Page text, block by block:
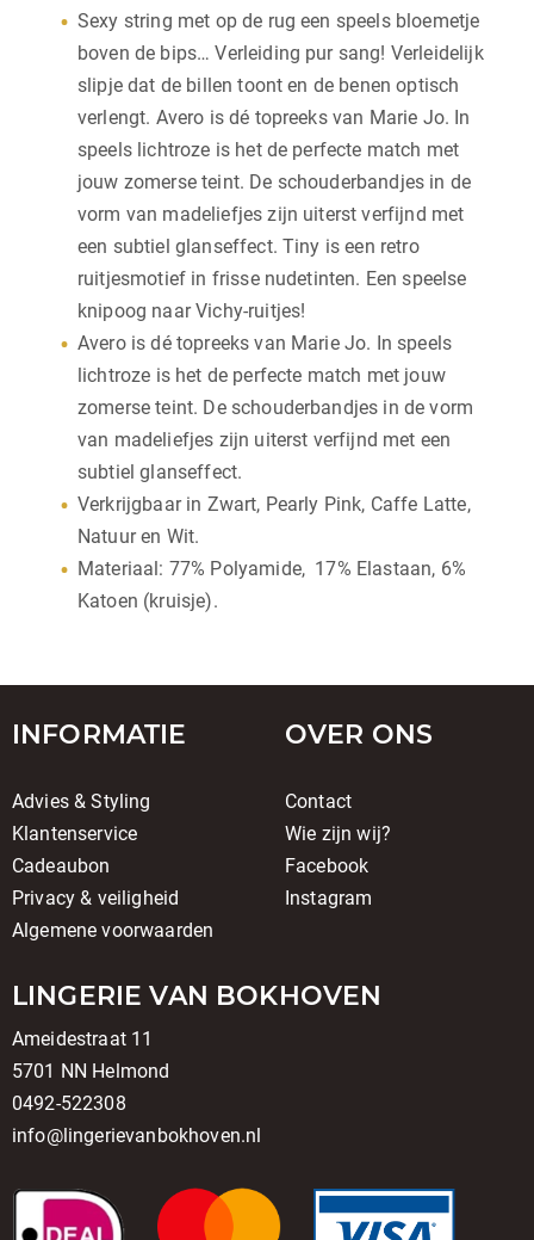
Sexy string met op de rug een speels bloemetje
boven de bips… Verleiding pur sang! Verleidelijk
slipje dat de billen toont en de benen optisch
verlengt. Avero is dé topreeks van Marie Jo. In
speels lichtroze is het de perfecte match met
jouw zomerse teint. De schouderbandjes in de
vorm van madeliefjes zijn uiterst verfijnd met
een subtiel glanseffect. Tiny is een retro
ruitjesmotief in frisse nudetinten. Een speelse
knipoog naar Vichy-ruitjes!
Avero is dé topreeks van Marie Jo. In speels
lichtroze is het de perfecte match met jouw
zomerse teint. De schouderbandjes in de vorm
van madeliefjes zijn uiterst verfijnd met een
subtiel glanseffect.
Verkrijgbaar in Zwart, Pearly Pink, Caffe Latte,
Natuur en Wit.
Materiaal: 77% Polyamide, 17% Elastaan, 6%
Katoen (kruisje).
INFORMATIE
Advies & Styling
Klantenservice
Cadeaubon
Privacy & veiligheid
Algemene voorwaarden
OVER ONS
Contact
Wie zijn wij?
Facebook
Instagram
LINGERIE VAN BOKHOVEN
Ameidestraat 11
5701 NN Helmond
0492-522308
info@lingerievanbokhoven.nl